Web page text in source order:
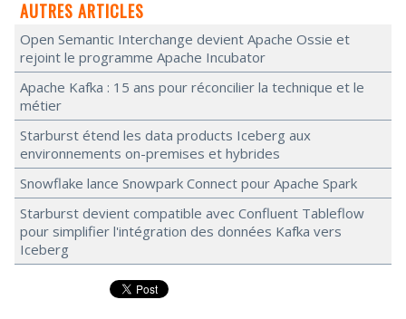
AUTRES ARTICLES
Open Semantic Interchange devient Apache Ossie et
rejoint le programme Apache Incubator
Apache Kafka : 15 ans pour réconcilier la technique et le
métier
Starburst étend les data products Iceberg aux
environnements on-premises et hybrides
Snowflake lance Snowpark Connect pour Apache Spark
Starburst devient compatible avec Confluent Tableflow
pour simplifier l'intégration des données Kafka vers
Iceberg